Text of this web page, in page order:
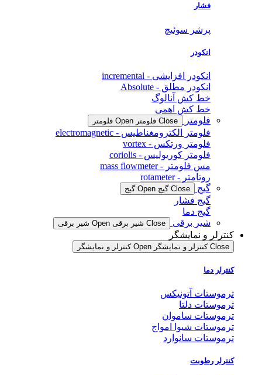
فشار
پرشر سوئیچ
انکودر
انکودر افزایشی - incremental
انکودر مطلق - Absolute
خط کش آنالوگ
خط کش اهمی
فلومتر
Close فلومتر Open فلومتر
فلومتر الکترومغناطیس - electromagnetic
فلومتر ورتکس - vortex
فلومتر کوریولیس - coriolis
مس فلومتر - mass flowmeter
روتامتر - rotameter
گیج
Close گیج Open گیج
گیج فشار
گیج دما
شیر برقی
Close شیر برقی Open شیر برقی
کنترلر و نمایشگر
Close کنترلر و نمایشگر Open کنترلر و نمایشگر
کنترلر دما
ترموستات آتونیکس
ترموستات دلتا
ترموستات ساموان
ترموستات شیوا امواج
ترموستات سانوارد
کنترلر رطوبت